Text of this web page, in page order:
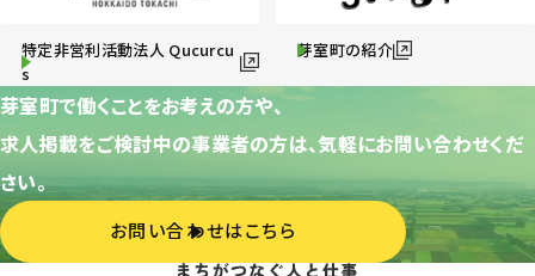
特定非営利活動法人 Qucurcu
s
芽室町の紹介
芽室町で働くことをお考えの方や、
求人掲載をご検討中の事業者の方は、気軽にお問い合わせくだ
さい。
お問い合わせはこちら